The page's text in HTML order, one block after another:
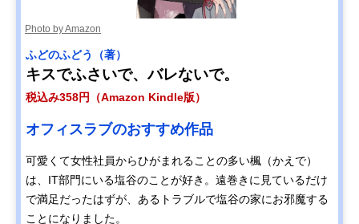
Photo by Amazon
ふどのふどう（著）
キスでふさいで、バレないで。
税込み358円（Amazon Kindle版）
オフィスラブのおすすめ作品
可愛くて女性社員からひがまれることの多い楓（かえで）
は、IT部門にいる塩谷のことが好き。遠巻きに見ているだけ
で満足だったはずが、あるトラブルで塩谷の家にお邪魔する
ことになりました。